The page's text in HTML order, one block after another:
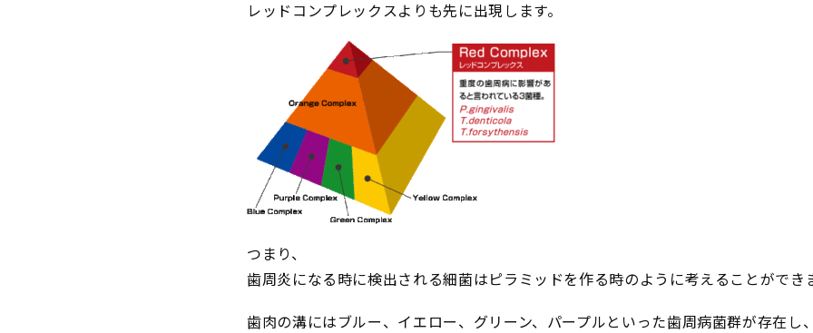
レッドコンプレックスよりも先に出現します。
つまり、
歯周炎になる時に検出される細菌はピラミッドを作る時のように考えることができ
歯肉の溝にはブルー、イエロー、グリーン、パープルといった歯周病菌群が存在し